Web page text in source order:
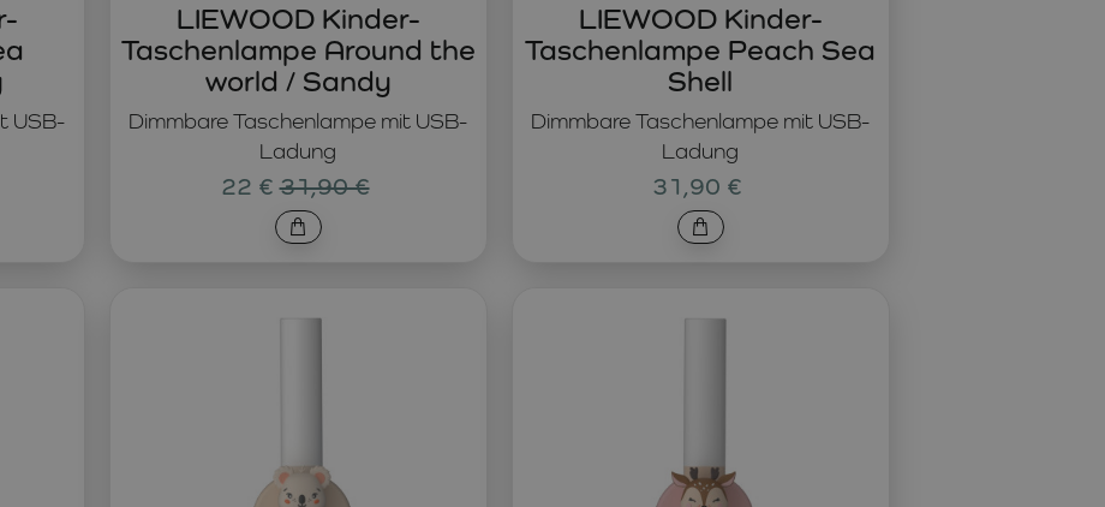
USB-
Dimmbare Taschenlampe mit USB-
Ladung
LIEWOOD Kinder-
Taschenlampe Around the
world / Sandy
22 € 31,90 €
Dimmbare Taschenlampe mit USB-
Ladung
LIEWOOD Kinder-
Taschenlampe Peach Sea
Shell
31,90 €